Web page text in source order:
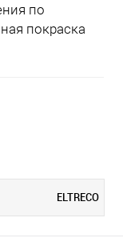
по
покраска
ELTRECO